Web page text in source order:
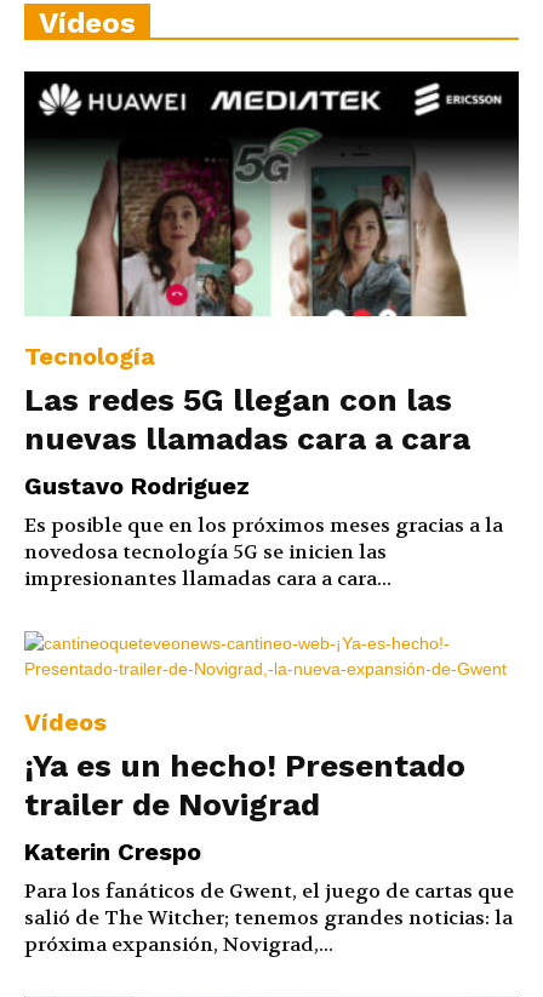
Vídeos
Tecnología
Las redes 5G llegan con las
nuevas llamadas cara a cara
Gustavo Rodriguez
Es posible que en los próximos meses gracias a la
novedosa tecnología 5G se inicien las
impresionantes llamadas cara a cara...
Vídeos
¡Ya es un hecho! Presentado
trailer de Novigrad
Katerin Crespo
Para los fanáticos de Gwent, el juego de cartas que
salió de The Witcher; tenemos grandes noticias: la
próxima expansión, Novigrad,...